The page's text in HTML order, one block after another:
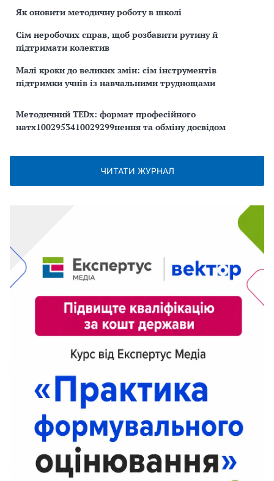
Як оновити методичну роботу в школі
Сім неробочих справ, щоб розбавити рутину й
підтримати колектив
Малі кроки до великих змін: сім інструментів
підтримки учнів із навчальними труднощами
Методичний TEDx: формат професійного
натх1002953410029299нення та обміну досвідом
ЧИТАТИ ЖУРНАЛ